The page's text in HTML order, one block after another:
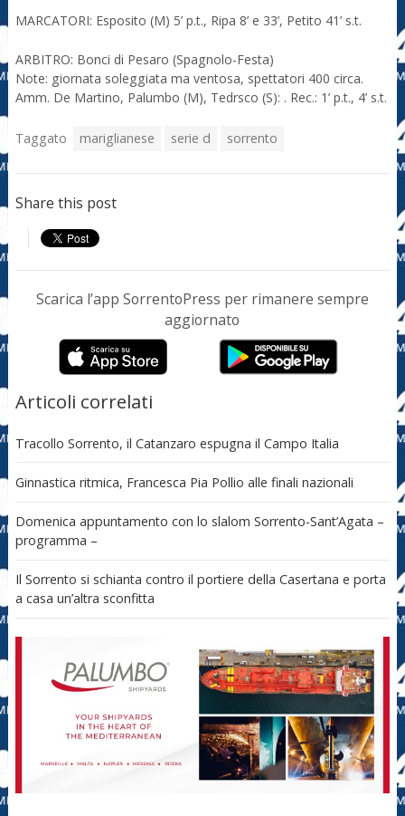
MARCATORI: Esposito (M) 5’ p.t., Ripa 8’ e 33’, Petito 41’ s.t.
ARBITRO: Bonci di Pesaro (Spagnolo-Festa)
Note: giornata soleggiata ma ventosa, spettatori 400 circa.
Amm. De Martino, Palumbo (M), Tedrsco (S): . Rec.: 1’ p.t., 4’ s.t.
Taggato mariglianese serie d sorrento
Share this post
Scarica l’app SorrentoPress per rimanere sempre
aggiornato
Articoli correlati
Tracollo Sorrento, il Catanzaro espugna il Campo Italia
Ginnastica ritmica, Francesca Pia Pollio alle finali nazionali
Domenica appuntamento con lo slalom Sorrento-Sant’Agata –
programma –
Il Sorrento si schianta contro il portiere della Casertana e porta
a casa un’altra sconfitta